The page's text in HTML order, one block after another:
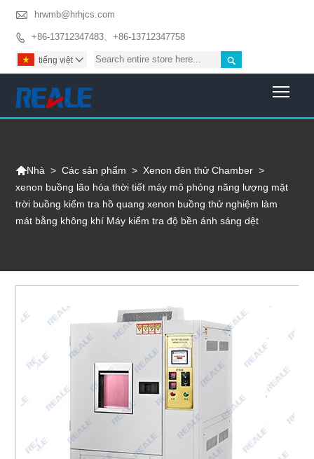
 hrwmb@hrhjcs.com
 +86-13712347483、+86-13712347758

tiếng việt 
Nhà > Các sản phẩm > Xenon đèn thử Chamber >
xenon buồng lão hóa thời tiết máy mô phỏng năng lượng mặt
trời buồng kiểm tra hồ quang xenon buồng thử nghiệm làm
mát bằng không khí Máy kiểm tra độ bền ánh sáng dệt